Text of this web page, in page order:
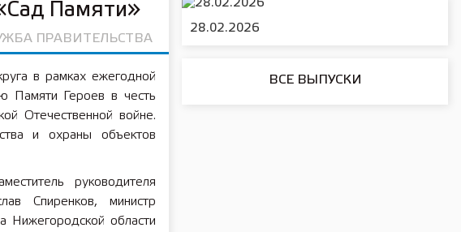
Памяти»
ПРАВИТЕЛЬСТВА
в рамках ежегодной
Памяти Героев в честь
Отечественной войне.
и охраны объектов
руководителя
Спиренков, министр
Нижегородской области
28.02.2026
ВСЕ ВЫПУСКИ